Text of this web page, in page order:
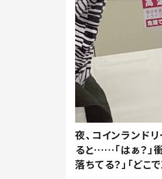
夜、コインランド
ると……「はぁ？」
落ちてる？」「どこ